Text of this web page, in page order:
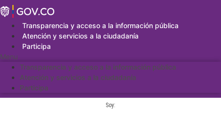
Saltar
al
contenidoTransparencia y acceso a la información pública
Atención y servicios a la ciudadanía
Participa
Menu
Transparencia y acceso a la información pública
Atención y servicios a la ciudadanía
Participa
Soy: